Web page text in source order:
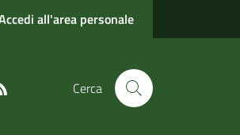
all'area personale
Cerca